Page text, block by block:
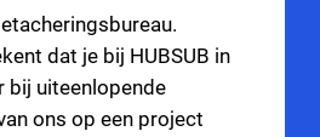
dat je bij HUBSUB in
bij uiteenlopende
ons op een project